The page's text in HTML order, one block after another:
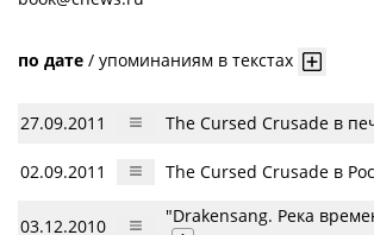
по дате / упоминаниям в текстах
27.09.2011 The Cursed Crusade в
02.09.2011 The Cursed Crusade в
03.12.2010 "Drakensang. Река